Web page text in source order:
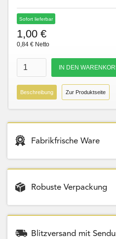
Sofort lieferbar
1,00 €
0,84 € Netto
Beschreibung Zur Produktseite
Fabrikfrische Ware
Robuste Verpackung
Blitzversand mit